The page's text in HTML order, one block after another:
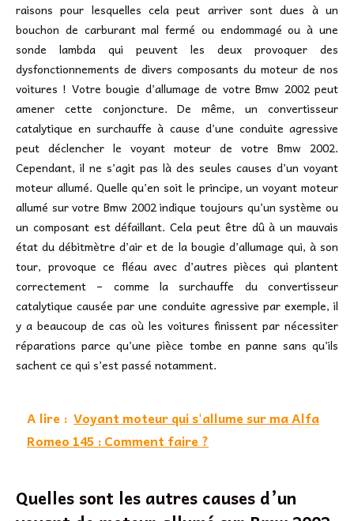
raisons pour lesquelles cela peut arriver sont dues à un
bouchon de carburant mal fermé ou endommagé ou à une
sonde lambda qui peuvent les deux provoquer des
dysfonctionnements de divers composants du moteur de nos
voitures ! Votre bougie d’allumage de votre Bmw 2002 peut
amener cette conjoncture. De même, un convertisseur
catalytique en surchauffe à cause d’une conduite agressive
peut déclencher le voyant moteur de votre Bmw 2002.
Cependant, il ne s’agit pas là des seules causes d’un voyant
moteur allumé. Quelle qu’en soit le principe, un voyant moteur
allumé sur votre Bmw 2002 indique toujours qu’un système ou
un composant est défaillant. Cela peut être dû à un mauvais
état du débitmètre d’air et de la bougie d’allumage qui, à son
tour, provoque ce fléau avec d’autres pièces qui plantent
correctement – comme la surchauffe du convertisseur
catalytique causée par une conduite agressive par exemple, il
y a beaucoup de cas où les voitures finissent par nécessiter
réparations parce qu’une pièce tombe en panne sans qu’ils
sachent ce qui s’est passé notamment.
A lire : Voyant moteur qui s'allume sur ma Alfa
Romeo 145 : Comment faire ?
Quelles sont les autres causes d’un